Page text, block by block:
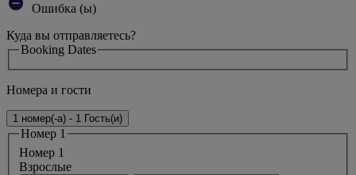
Ошибка (ы)
Куда вы отправляетесь?
Booking Dates
Номера и гости
1 номер(-а) - 1 Гость(и)
Номер 1
Номер 1
Bзрослые